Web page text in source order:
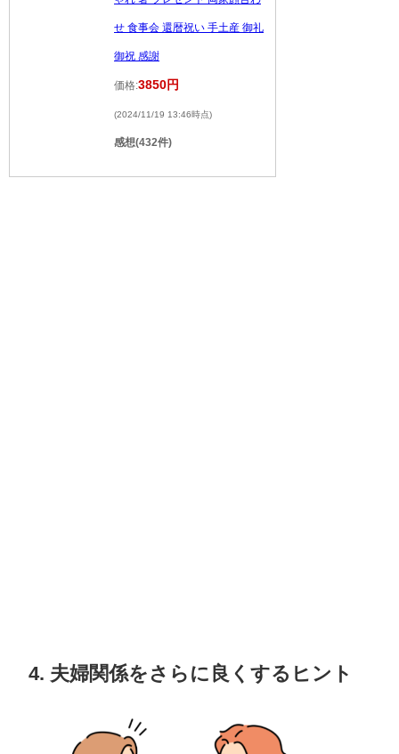
せ 食事会 還暦祝い 手土産 御礼
御祝 感謝
価格:3850円
(2024/11/19 13:46時点)
感想(432件)
4. 夫婦関係をさらに良くするヒント